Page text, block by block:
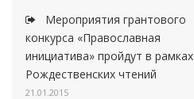
Мероприятия грантового
конкурса «Православная
инициатива» пройдут в рамках
Рождественских чтений
21.01.2015